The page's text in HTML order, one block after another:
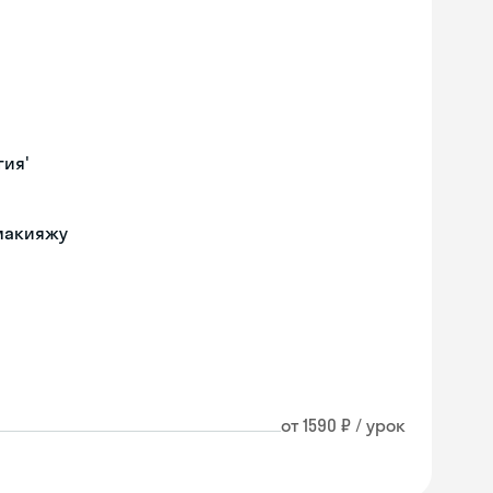
от 1590 ₽ / урок